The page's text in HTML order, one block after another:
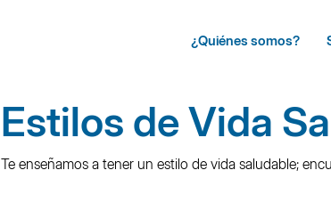
¿Quiénes somos?
Estilos de Vida
Te enseñamos a tener un estilo de vida saludable;